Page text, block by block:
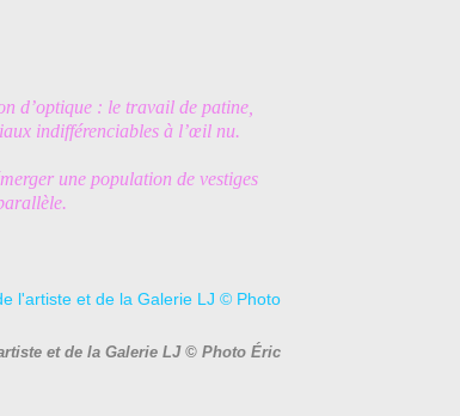
d’optique : le travail de patine,
indifférenciables à l’œil nu.
une population de vestiges
et de la Galerie LJ © Photo Éric